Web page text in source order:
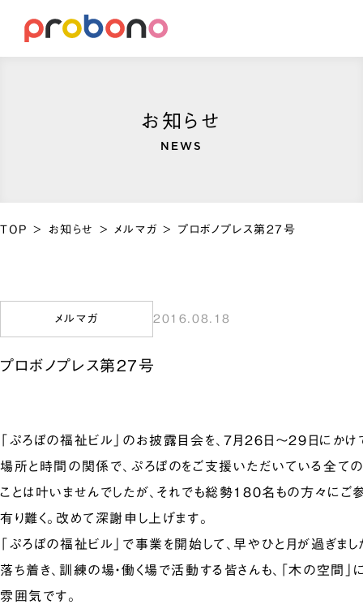
お知らせ
NEWS
TOP > お知らせ > メルマガ > プロボノプレス第27号
メルマガ 2016.08.18
プロボノプレス第27号
「ぷろぼの福祉ビル」のお披露目会を、7月26日～29日にかけ
場所と時間の関係で、ぷろぼのをご支援いただいている全て
ことは叶いませんでしたが、それでも総勢180名もの方々にご
有り難く。改めて深謝申し上げます。
「ぷろぼの福祉ビル」で事業を開始して、早やひと月が過ぎまし
落ち着き、訓練の場・働く場で活動する皆さんも、「木の空間」
雰囲気です。